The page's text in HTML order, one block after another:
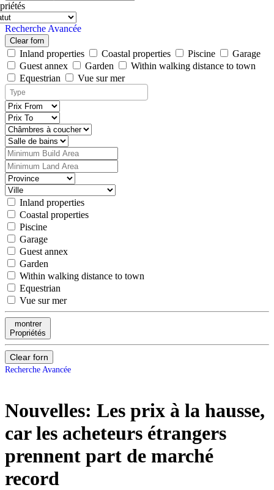
Recherche Avancée
Clear forn
Inland properties Coastal properties Piscine
Garage
Guest annex
Garden
Within walking distance to town
Equestrian
Vue sur mer
Inland properties
Coastal properties
Piscine
Garage
Guest annex
Garden
Within walking distance to town
Equestrian
Vue sur mer
montrer
Propriétés
Clear forn
Recherche Avancée
Nouvelles: Les prix à la hausse,
car les acheteurs étrangers
prennent part de marché
record